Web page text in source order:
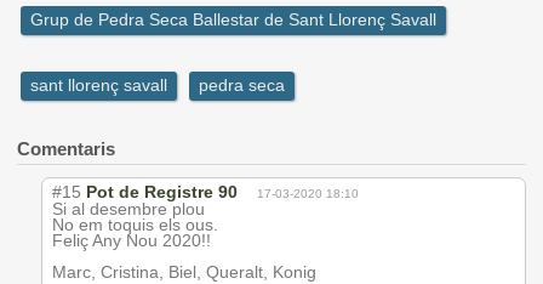
Grup de Pedra Seca Ballestar de Sant Llorenç Savall
sant llorenç savall pedra seca
Comentaris
#15 Pot de Registre 90 17-03-2020 18:10
Si al desembre plou
No em toquis els ous.
Feliç Any Nou 2020!!
Marc, Cristina, Biel, Queralt, Konig